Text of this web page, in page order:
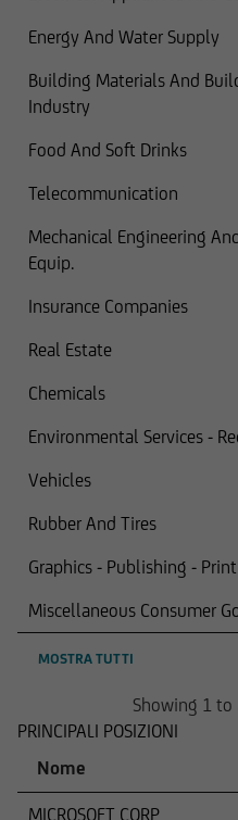
Energy And Water Supply
Building Materials And
Industry
Food And Soft Drinks
Telecommunication
Mechanical Engineering
Equip.
Insurance Companies
Real Estate
Chemicals
Environmental Services -
Vehicles
Rubber And Tires
Graphics - Publishing -
Miscellaneous Consumer
MOSTRA TUTTI
Showing 1
PRINCIPALI POSIZIONI
Nome
MICROSOFT CORP
Per il resto, le
servizi finanziari
Web sono state
In alcune giurisdizioni
di questo tipo di
soggetta, in talune
legali. Le seguenti
pertanto destinate a
ricada sotto una
prevede restrizioni
tipo di informazioni.
Le informazioni
o una sollecitazione
in cui tali offerte o
in cui UniCredit